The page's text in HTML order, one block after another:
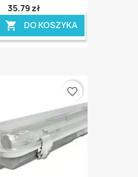
35,79 zł
 DO KOSZYKA
favorite_border